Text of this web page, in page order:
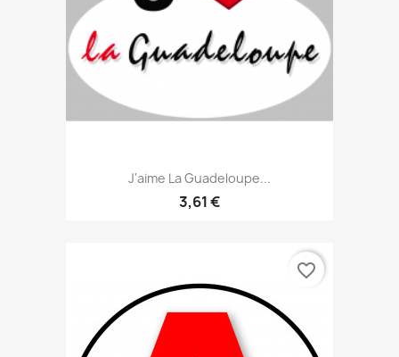
J'aime La Guadeloupe...
3,61 €
favorite_border